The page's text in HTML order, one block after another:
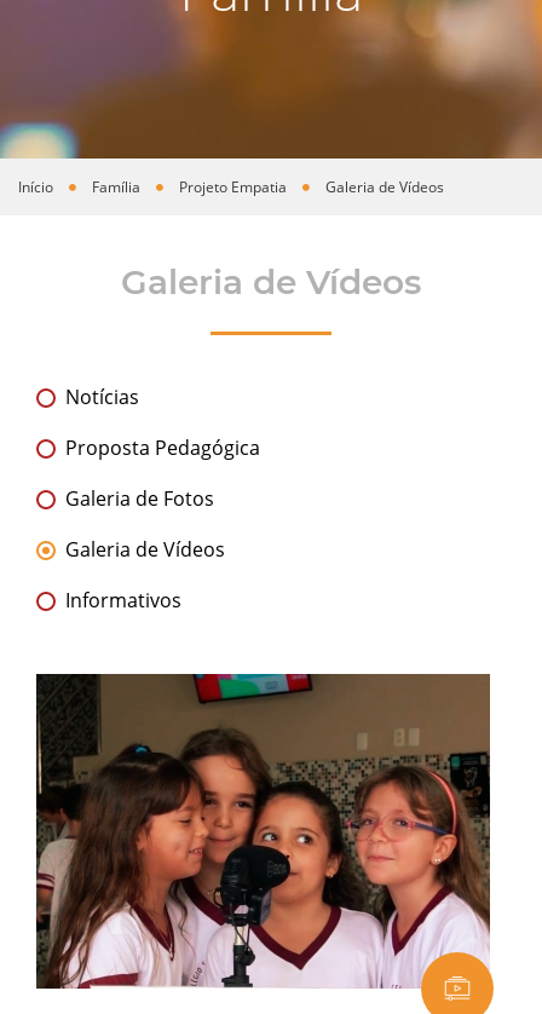
Você está aqui
Início Família Projeto Empatia Galeria de Vídeos
Galeria de Vídeos
Notícias
Proposta Pedagógica
Galeria de Fotos
Galeria de Vídeos
Informativos